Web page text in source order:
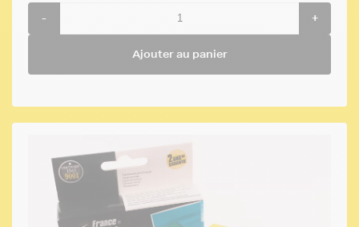
- +
Ajouter au panier